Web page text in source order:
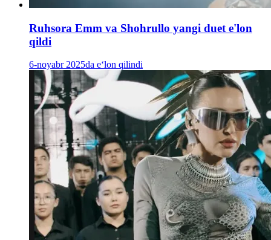
Ruhsora Emm va Shohrullo yangi duet e'lon
qildi
6-noyabr 2025da e‘lon qilindi